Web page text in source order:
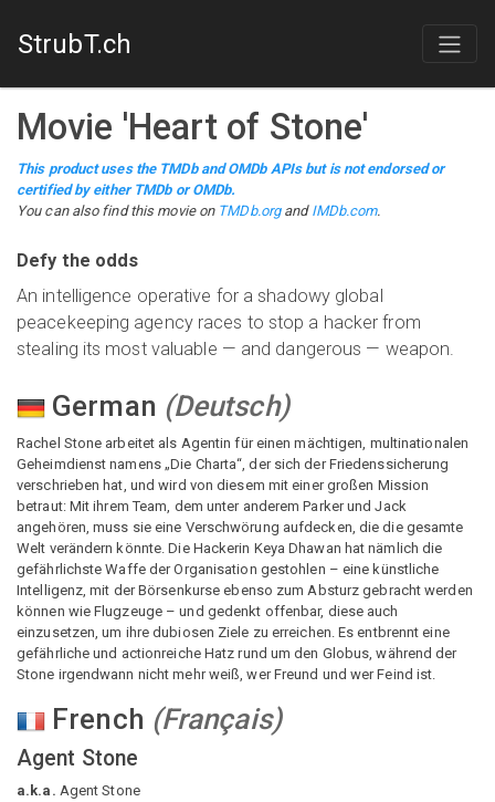
StrubT.ch
Movie 'Heart of Stone'
This product uses the TMDb and OMDb APIs but is not endorsed or
certified by either TMDb or OMDb.
You can also find this movieon TMDb.organd IMDb.com.
Defy the odds
An intelligence operative for a shadowy global
peacekeeping agency races to stop a hacker from
stealing its most valuable — and dangerous — weapon.
German (Deutsch)
Rachel Stone arbeitet als Agentin für einen mächtigen, multinationalen
Geheimdienst namens „Die Charta“, der sich der Friedenssicherung
verschrieben hat, und wird von diesem mit einer großen Mission
betraut: Mit ihrem Team, dem unter anderem Parker und Jack
angehören, muss sie eine Verschwörung aufdecken, die die gesamte
Welt verändern könnte. Die Hackerin Keya Dhawan hat nämlich die
gefährlichste Waffe der Organisation gestohlen – eine künstliche
Intelligenz, mit der Börsenkurse ebenso zum Absturz gebracht werden
können wie Flugzeuge – und gedenkt offenbar, diese auch
einzusetzen, um ihre dubiosen Ziele zu erreichen. Es entbrennt eine
gefährliche und actionreiche Hatz rund um den Globus, während der
Stone irgendwann nicht mehr weiß, wer Freund und wer Feind ist.
French (Français)
Agent Stone
a.k.a. Agent Stone